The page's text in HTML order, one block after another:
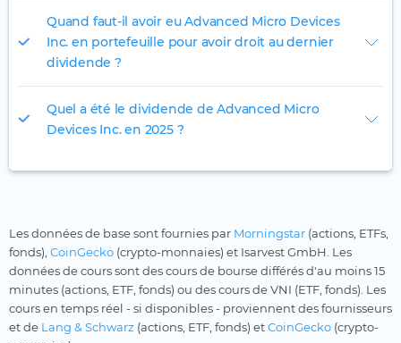
Quand faut-il avoir eu Advanced Micro Devices
Inc. en portefeuille pour avoir droit au dernier
dividende ?
Quel a été le dividende de Advanced Micro
Devices Inc. en 2025 ?
Les données de base sont fournies par Morningstar (actions, ETFs,
fonds), CoinGecko (crypto-monnaies) et Isarvest GmbH. Les
données de cours sont des cours de bourse différés d'au moins 15
minutes (actions, ETF, fonds) ou des cours de VNI (ETF, fonds). Les
cours en temps réel - si disponibles - proviennent des fournisseurs
et de Lang & Schwarz (actions, ETF, fonds) etCoinGecko (crypto-